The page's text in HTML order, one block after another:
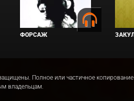
ФОРСАЖ
Полное или частичное
владельцам.